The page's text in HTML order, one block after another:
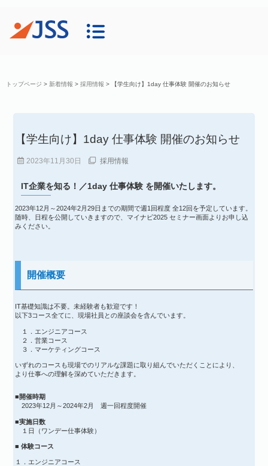
トップページ > 新着情報 > 採用情報 > 【学生向け】1day 仕事体験 開催のお知らせ
【学生向け】1day 仕事体験 開催のお知らせ
2023年11月30日 採用情報
IT企業を知る！／1day 仕事体験 を開催いたします。
2023年12月～2024年2月29日までの期間で週1回程度 全12回を予定しています。
随時、日程を公開していきますので、マイナビ2025 セミナー画面よりお申し込
みください。
開催概要
IT基礎知識は不要。未経験者も歓迎です！
以下3コース全てに、現場社員との座談会を含んでいます。
１．エンジニアコース
２．営業コース
３．マーケティングコース
いずれのコースも現場でのリアルな課題に取り組んでいただくことにより、
より仕事への理解を深めていただきます。
■開催時期
2023年12月～2024年2月 週一回程度開催
■実施日数
１日（ワンデー仕事体験）
■ 体験コース
１．エンジニアコース